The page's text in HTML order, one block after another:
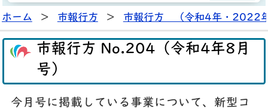
ホーム > 市報行方 > 市報行方 （令和4年・2022
市報行方 No.204（令和4年8月
号）
今月号に掲載している事業について、新型コ